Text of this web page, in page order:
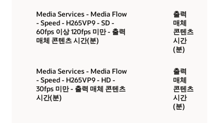
Media Services - Media Flow
- Speed - H265VP9 - SD -
60fps 이상 120fps 미만 - 출력
매체 콘텐츠 시간(분)
출력
매체
콘텐츠
시간
(분)
Media Services - Media Flow
- Speed - H265VP9 - HD -
30fps 미만 - 출력 매체 콘텐츠
시간(분)
출력
매체
콘텐츠
시간
(분)